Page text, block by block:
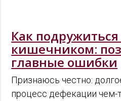
Как
кишечником:
главные ошибки
Признаюсь честно:
процесс дефекации чем-